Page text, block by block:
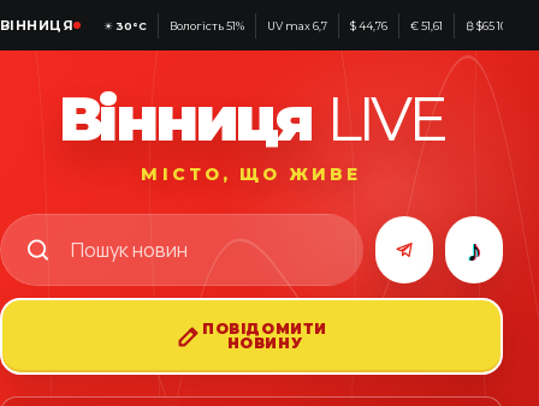
ВІННИЦЯ ☀ 30°C Вологість 51% UV max 6,7 $ 44,76 € 51,61 ₿ $65 100
Вінниця LIVE
МІСТО, ЩО ЖИВЕ
♪
ПОВІДОМИТИ
НОВИНУ